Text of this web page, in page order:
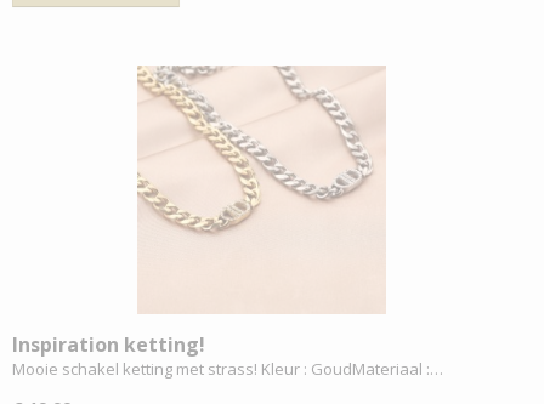
Inspiration ketting!
Mooie schakel ketting met strass! Kleur : GoudMateriaal :…